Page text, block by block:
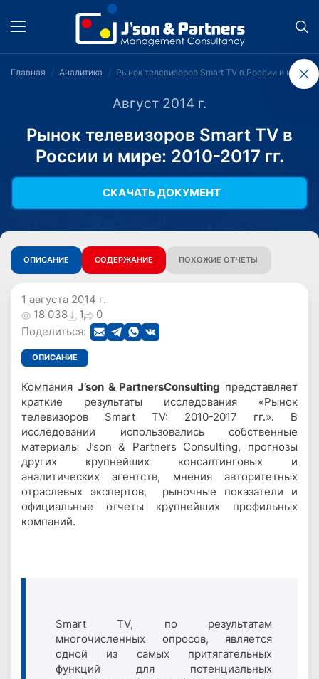
Главная Аналитика Рынок телевизоров Smart TV в России и мире:
Август 2014 г.
Рынок телевизоров Smart TV в
России и мире: 2010-2017 гг.
СКАЧАТЬ ДОКУМЕНТ
ОПИСАНИЕ СОДЕРЖАНИЕ ПОХОЖИЕ ОТЧЕТЫ
1 августа 2014 г.
18 038
1
0
Поделиться:
ОПИСАНИЕ
Компания J’son & PartnersConsulting представляет
краткие результаты исследования «Рынок
телевизоров Smart TV: 2010-2017 гг.». В
исследовании использовались собственные
материалы J’son & Partners Consulting, прогнозы
других крупнейших консалтинговых и
аналитических агентств, мнения авторитетных
отраслевых экспертов, рыночные показатели и
официальные отчеты крупнейших профильных
компаний.
Smart TV, по результатам
многочисленных опросов, является
одной из самых притягательных
функций для потенциальных